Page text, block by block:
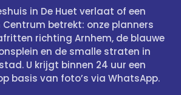
in De Huet verlaat of een
betrekt: onze planners
richting Arnhem, de blauwe
en de smalle straten in
U krijgt binnen 24 uur een
basis van foto’s via WhatsApp.